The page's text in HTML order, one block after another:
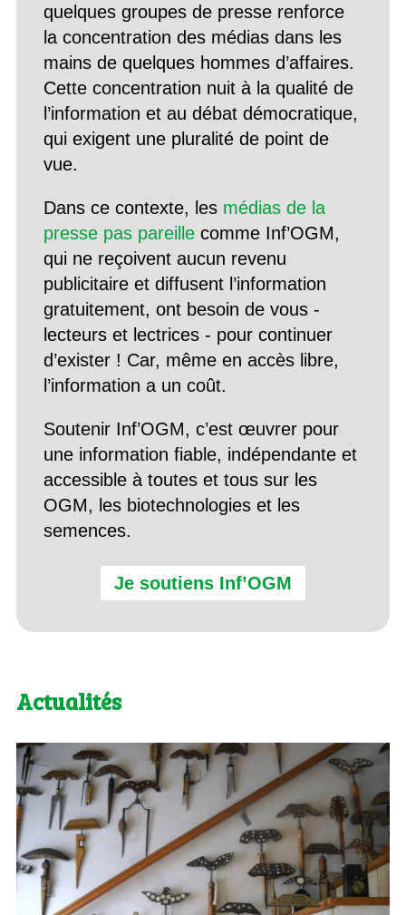
quelques groupes de presse renforce
la concentration des médias dans les
mains de quelques hommes d’affaires.
Cette concentration nuit à la qualité de
l’information et au débat démocratique,
qui exigent une pluralité de point de
vue.
Dans ce contexte, les médias de la
presse pas pareillecomme Inf’OGM,
qui ne reçoivent aucun revenu
publicitaire et diffusent l’information
gratuitement, ont besoin de vous -
lecteurs et lectrices - pour continuer
d’exister ! Car, même en accès libre,
l’information a un coût.
Soutenir Inf’OGM, c’est œuvrer pour
une information fiable, indépendante et
accessible à toutes et tous sur les
OGM, les biotechnologies et les
semences.
Je soutiens Inf’OGM
Actualités